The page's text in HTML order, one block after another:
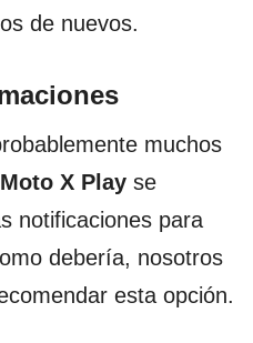
de nuevos.
muchos
X Play se
notificaciones para
debería, nosotros
esta opción.